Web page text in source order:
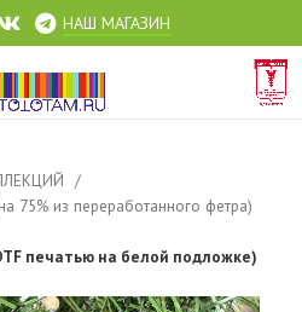
НАШ МАГАЗИН
75% из переработанного фетра)
печатью на белой подложке)